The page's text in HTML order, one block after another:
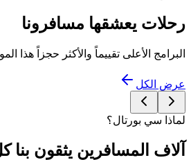
رحلات يعشقها مسافرونا
البرامج الأعلى تقييماً والأكثر حجزاً هذا
عرض الكل
لماذا سي بورتال؟
آلاف المسافرين يثقون بنا